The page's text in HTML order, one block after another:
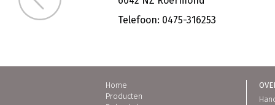
Telefoon: 0475-316253
Home
Producten